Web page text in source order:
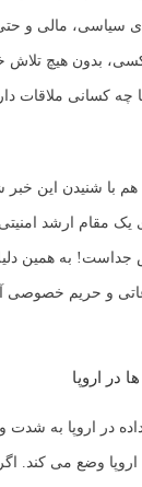
سیاسی، مالی و
بدون هیچ تلاش
چه کسانی ملاقات
هم با شنیدن این
مقام ارشد
به همین
و حریم خصوصی
در اروپا
در اروپا به شدت
اروپا وضع می کند.